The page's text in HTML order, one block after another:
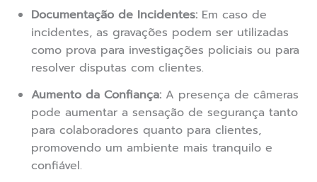
Documentação de Incidentes: Em caso de
incidentes, as gravações podem ser utilizadas
como prova para investigações policiais ou para
resolver disputas com clientes.
Aumento da Confiança: A presença de câmeras
pode aumentar a sensação de segurança tanto
para colaboradores quanto para clientes,
promovendo um ambiente mais tranquilo e
confiável.